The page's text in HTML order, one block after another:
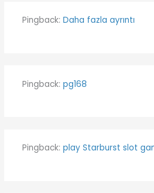
Pingback: Daha fazla ayrıntı
Pingback: pg168
Pingback: play Starburst slot